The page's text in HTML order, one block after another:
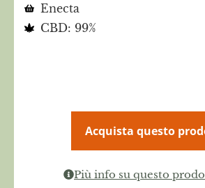
Enecta
CBD: 99%
Acquista questo
Più info su questo